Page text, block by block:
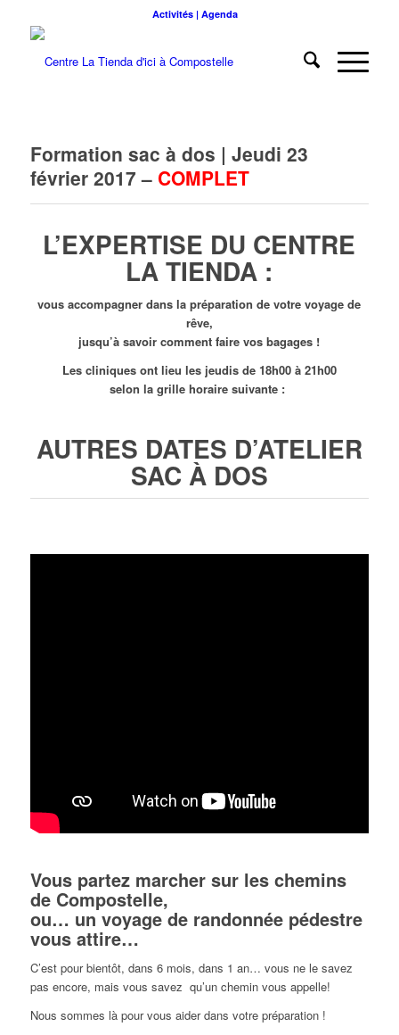
Activités | Agenda
Formation sac à dos | Jeudi 23
février 2017 – COMPLET
L’EXPERTISE DU CENTRE
LA TIENDA :
vous accompagner dans la préparation de votre voyage de
rêve,
jusqu’à savoir comment faire vos bagages !
Les cliniques ont lieu les jeudis de 18h00 à 21h00
selon la grille horaire suivante :
AUTRES DATES D’ATELIER
SAC À DOS
Vous partez marcher sur les chemins
de Compostelle,
ou… un voyage de randonnée pédestre
vous attire…
C’est pour bientôt, dans 6 mois, dans 1 an… vous ne le savez
pas encore, mais vous savez qu’un chemin vous appelle!
Nous sommes là pour vous aider dans votre préparation !